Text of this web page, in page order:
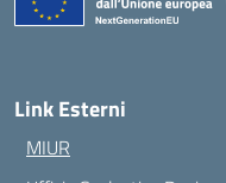
Link Esterni
MIUR